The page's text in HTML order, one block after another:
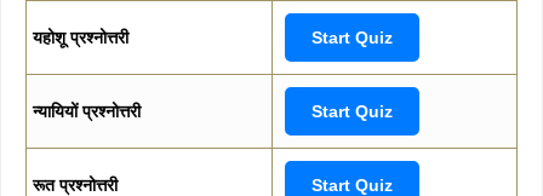
यहोशू प्रश्नोत्तरी Start Quiz
न्यायियों प्रश्नोत्तरी Start Quiz
रूत प्रश्नोत्तरी Start Quiz